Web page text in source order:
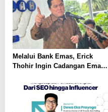
Melalui Bank Emas, Erick
Thohir Ingin Cadangan Emas
400 Ton